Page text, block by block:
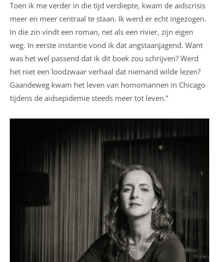
Toen ik me verder in die tijd verdiepte, kwam de aidscrisis
meer en meer centraal te staan. Ik werd er echt ingezogen.
In die zin vindt een roman, net als een rivier, zijn eigen
weg. In eerste instantie vond ik dat angstaanjagend. Want
was het wel passend dat ik dit boek zou schrijven? Werd
het niet een loodzwaar verhaal dat niemand wilde lezen?
Gaandeweg kwam het leven van homomannen in Chicago
tijdens de aidsepidemie steeds meer tot leven.”